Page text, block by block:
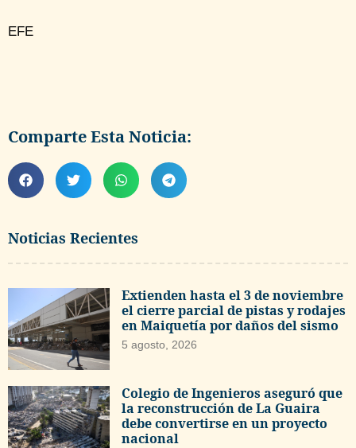
Noticias Recientes
Extienden hasta el 3 de noviembre
el cierre parcial de pistas y rodajes
en Maiquetía por daños del sismo
5 agosto, 2026
Colegio de Ingenieros aseguró que
la reconstrucción de La Guaira
debe convertirse en un proyecto
nacional
EFE
Comparte Esta Noticia: